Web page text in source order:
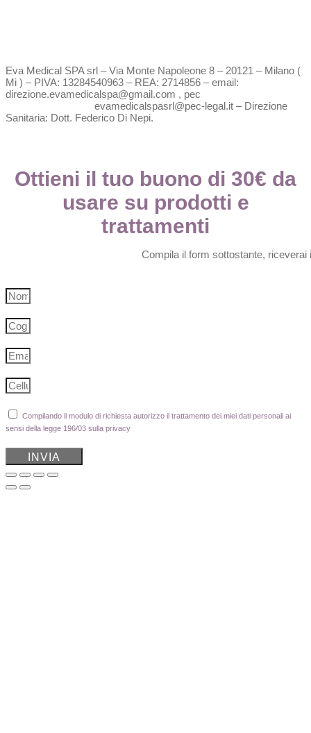
Eva Medical SPA srl – Via Monte Napoleone 8 – 20121 – Milano (
Mi ) – PIVA: 13284540963 – REA: 2714856 – email:
direzione.evamedicalspa@gmail.com , pec
evamedicalspasrl@pec-legal.it – Direzione
Sanitaria: Dott. Federico Di Nepi.
Ottieni il tuo buono di 30€ da
usare su prodotti e
trattamenti
Compila il form sottostante,
Compilando il modulo di richiesta autorizzo il trattamento dei miei dati personali ai
sensi della legge 196/03 sulla privacy
INVIA